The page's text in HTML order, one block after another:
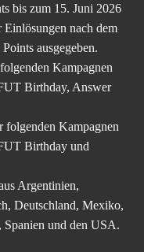
bis zum 15. Juni 2026
nach dem
ausgegeben.
Kampagnen
Birthday, Answer
folgenden Kampagnen
Birthday und
Argentinien,
Deutschland, Mexiko,
und den USA.